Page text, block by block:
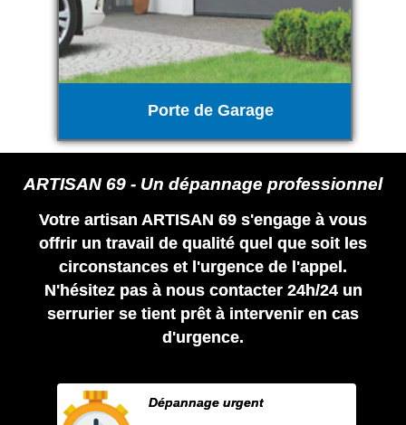
Porte de Garage
ARTISAN 69 - Un dépannage professionnel
Votre artisan ARTISAN 69 s'engage à vous
offrir un travail de qualité quel que soit les
circonstances et l'urgence de l'appel.
N'hésitez pas à nous contacter 24h/24 un
serrurier se tient prêt à intervenir en cas
d'urgence.
Dépannage urgent